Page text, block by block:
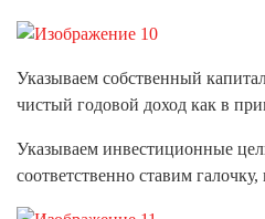
Указываем собственный
чистый годовой доход как в
Указываем инвестиционные
соответственно ставим